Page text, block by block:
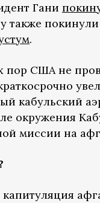
Гани
также
.
пор США не
кабульский
окружения
миссии на
капитуляция